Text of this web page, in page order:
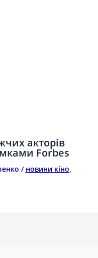
акторів
Forbes
/ новини кіно,